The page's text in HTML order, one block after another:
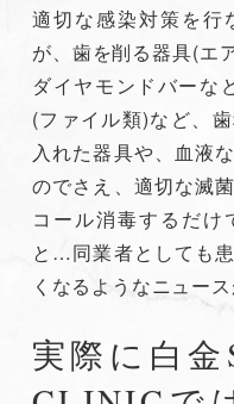
適切な感染対策を行
が、歯を削る器具(エ
ダイヤモンドバーな
(ファイル類)など、
入れた器具や、血液
のでさえ、適切な滅
コール消毒するだけ
と…同業者としても
くなるようなニュー
実際に白